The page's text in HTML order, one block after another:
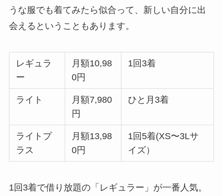
うな服でも着てみたら似合って、新しい自分に出
会えるということもあります。
レギュラ
ー
月額10,98
0円
1回3着
ライト
月額7,980
円
ひと月3着
ライトプ
ラス
月額13,98
0円
1回5着(XS〜3Lサ
イズ）
1回3着で借り放題の「レギュラー」が一番人気。